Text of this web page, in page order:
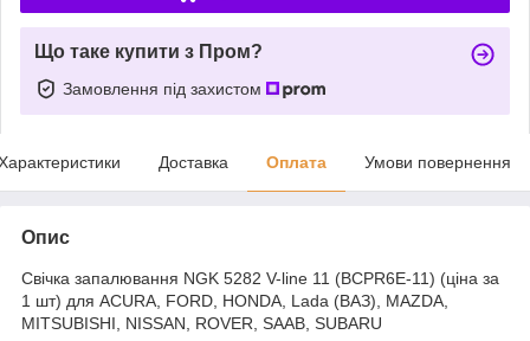
Що таке купити з Пром?
Замовлення під захистом
Доставка Оплата Умови повернення
Опис
Свічка запалювання NGK 5282 V-line 11 (BCPR6E-11) (ціна за
1 шт) для ACURA, FORD, HONDA, Lada (ВАЗ), MAZDA,
MITSUBISHI, NISSAN, ROVER, SAAB, SUBARU